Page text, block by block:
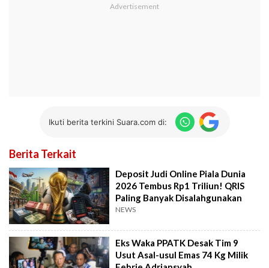
Ikuti berita terkini Suara.com di:
Berita Terkait
Deposit Judi Online Piala Dunia
2026 Tembus Rp1 Triliun! QRIS
Paling Banyak Disalahgunakan
NEWS
Eks Waka PPATK Desak Tim 9
Usut Asal-usul Emas 74 Kg Milik